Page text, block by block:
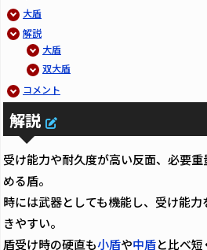
大盾
解説
大盾
双大盾
コメント
解説
受け能力や耐久度が高い反面、必要
める盾。
時には武器としても機能し、受け能
きやすい。
盾受け時の硬直も小盾や中盾と比べ